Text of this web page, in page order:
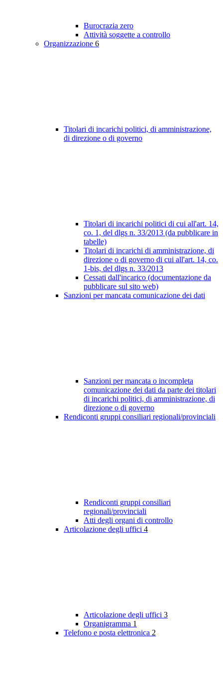
Burocrazia zero
Attività soggette a controllo
Organizzazione 6
Titolari di incarichi politici, di amministrazione,
di direzione o di governo
Titolari di incarichi politici di cui all'art. 14,
co. 1, del dlgs n. 33/2013 (da pubblicare in
tabelle)
Titolari di incarichi di amministrazione, di
direzione o di governo di cui all'art. 14, co.
1-bis, del dlgs n. 33/2013
Cessati dall'incarico (documentazione da
pubblicare sul sito web)
Sanzioni per mancata comunicazione dei dati
Sanzioni per mancata o incompleta
comunicazione dei dati da parte dei titolari
di incarichi politici, di amministrazione, di
direzione o di governo
Rendiconti gruppi consiliari regionali/provinciali
Rendiconti gruppi consiliari
regionali/provinciali
Atti degli organi di controllo
Articolazione degli uffici 4
Articolazione degli uffici 3
Organigramma 1
Telefono e posta elettronica 2